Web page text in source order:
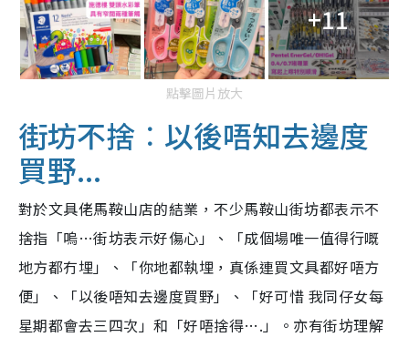
+11
點擊圖片放大
街坊不捨︰以後唔知去邊度
買野...
對於文具佬馬鞍山店的結業，不少馬鞍山街坊都表示不
捨指「嗚…街坊表示好傷心」、「成個場唯一值得行嘅
地方都冇埋」、「你地都執埋，真係連買文具都好唔方
便」、「以後唔知去邊度買野」、「好可惜 我同仔女每
星期都會去三四次」和「好唔捨得….」。亦有街坊理解